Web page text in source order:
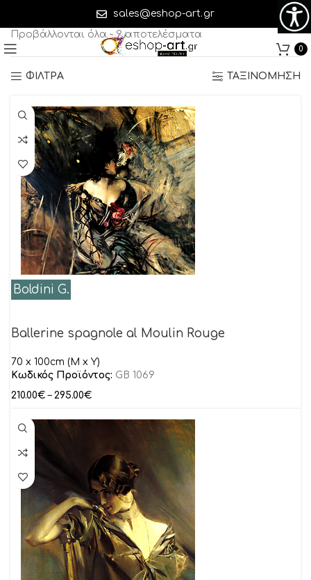
sales@eshop-art.gr
0
Προβάλλονται όλα - 9 αποτελέσματα
ΦΙΛΤΡΑ ΤΑΞΙΝΟΜΗΣΗ
Boldini G.
Ballerine spagnole al Moulin Rouge
70 x 100cm (M x Y)
Κωδικός Προϊόντος: GB 1069
210.00€ – 295.00€